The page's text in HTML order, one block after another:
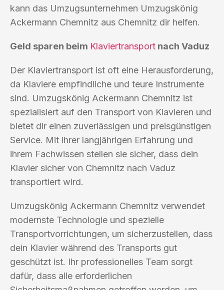
kann das Umzugsunternehmen Umzugskönig
Ackermann Chemnitz aus Chemnitz dir helfen.
Geld sparen beim Klaviertransport nach Vaduz
Der Klaviertransport ist oft eine Herausforderung,
da Klaviere empfindliche und teure Instrumente
sind. Umzugskönig Ackermann Chemnitz ist
spezialisiert auf den Transport von Klavieren und
bietet dir einen zuverlässigen und preisgünstigen
Service. Mit ihrer langjährigen Erfahrung und
ihrem Fachwissen stellen sie sicher, dass dein
Klavier sicher von Chemnitz nach Vaduz
transportiert wird.
Umzugskönig Ackermann Chemnitz verwendet
modernste Technologie und spezielle
Transportvorrichtungen, um sicherzustellen, dass
dein Klavier während des Transports gut
geschützt ist. Ihr professionelles Team sorgt
dafür, dass alle erforderlichen